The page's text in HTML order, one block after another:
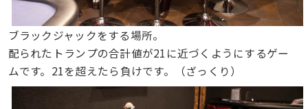
ブラックジャックをする場所。
配られたトランプの合計値が21に近づくようにするゲー
ムです。21を超えたら負けです。（ざっくり）